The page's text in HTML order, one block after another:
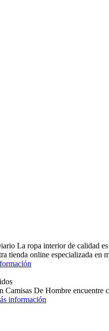
La ropa interior de calidad es
tienda online especializada en
Camisas De Hombre
información